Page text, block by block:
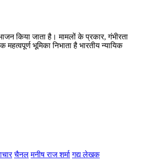
किया जाता है। मामलों के प्रकार, गंभीरता
भूमिका निभाता है भारतीय न्यायिक
चैनल मनीष राज शर्मा गद्य लेखक